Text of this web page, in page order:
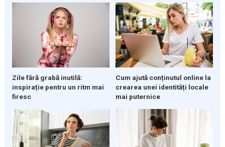
Zile fără grabă inutilă:
inspirație pentru un ritm mai
firesc
Cum ajută conținutul online la
crearea unei identități locale
mai puternice